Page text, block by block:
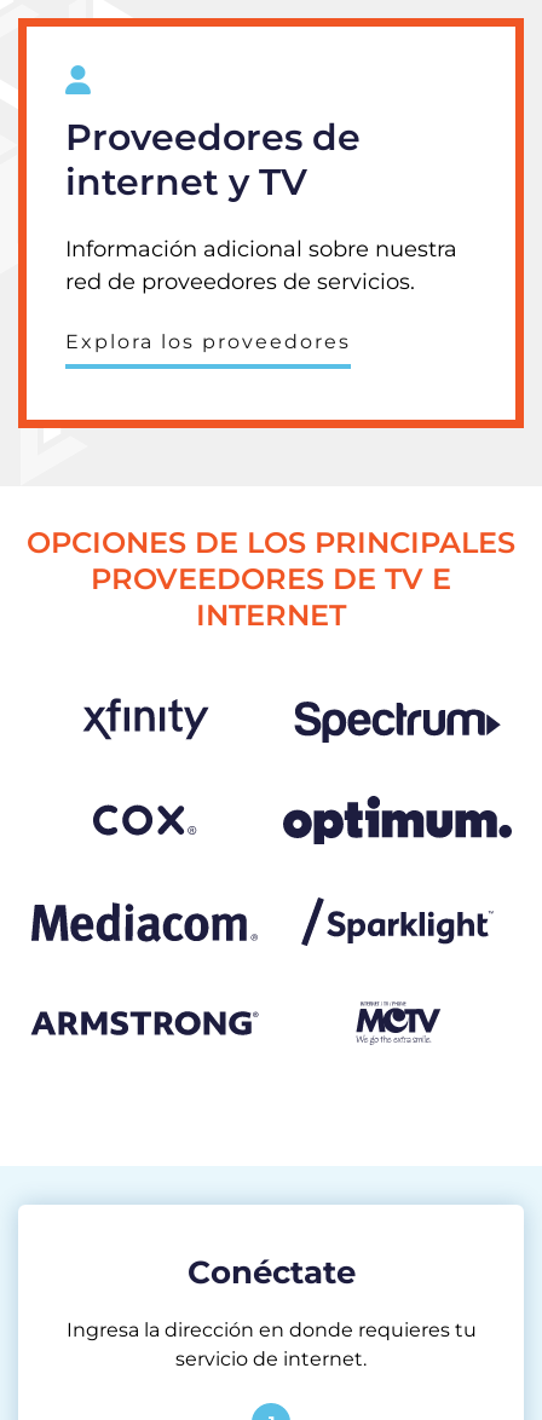
Proveedores de
internet y TV
Información adicional sobre nuestra
red de proveedores de servicios.
Explora los proveedores
OPCIONES DE LOS PRINCIPALES
PROVEEDORES DE TV E
INTERNET
Conéctate
Ingresa la dirección en donde requieres tu
servicio de internet.